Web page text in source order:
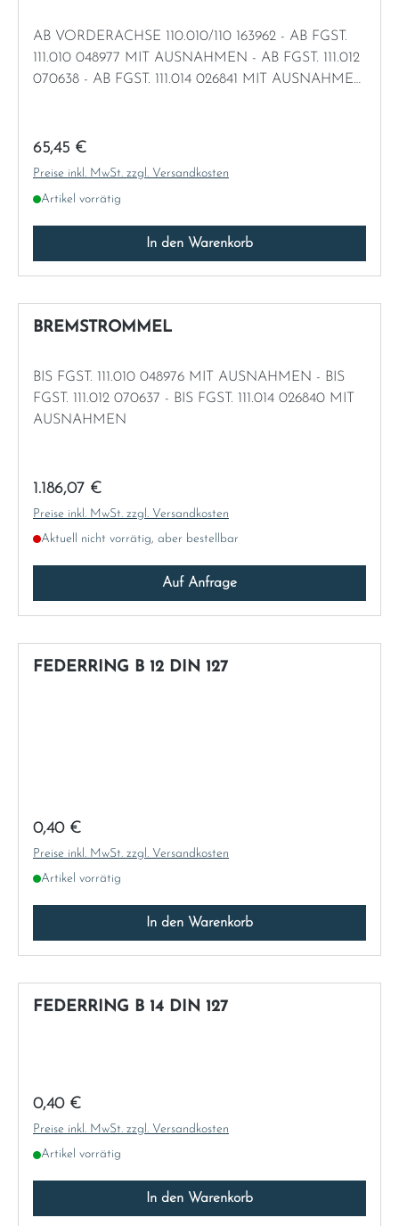
AB VORDERACHSE 110.010/110 163962 - AB FGST.
111.010 048977 MIT AUSNAHMEN - AB FGST. 111.012
070638 - AB FGST. 111.014 026841 MIT AUSNAHMEN
Regulärer Preis:
65,45 €
Preise inkl. MwSt. zzgl. Versandkosten
Artikel vorrätig
In den Warenkorb
BREMSTROMMEL
BIS FGST. 111.010 048976 MIT AUSNAHMEN - BIS
FGST. 111.012 070637 - BIS FGST. 111.014 026840 MIT
AUSNAHMEN
Regulärer Preis:
1.186,07 €
Preise inkl. MwSt. zzgl. Versandkosten
Aktuell nicht vorrätig, aber bestellbar
Auf Anfrage
FEDERRING B 12 DIN 127
Regulärer Preis:
0,40 €
Preise inkl. MwSt. zzgl. Versandkosten
Artikel vorrätig
In den Warenkorb
FEDERRING B 14 DIN 127
Regulärer Preis:
0,40 €
Preise inkl. MwSt. zzgl. Versandkosten
Artikel vorrätig
In den Warenkorb